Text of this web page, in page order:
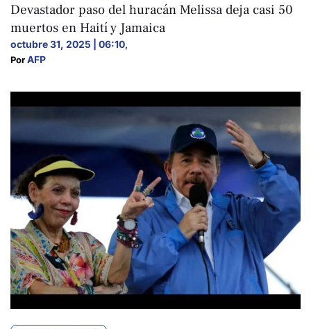
Devastador paso del huracán Melissa deja casi 50
muertos en Haití y Jamaica
octubre 31, 2025 | 06:10,
Por AFP